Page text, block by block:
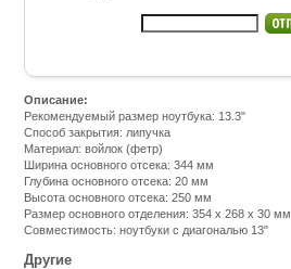
Описание:
Рекомендуемый размер ноутбука: 13.3"
Способ закрытия: липучка
Материал: войлок (фетр)
Ширина основного отсека: 344 мм
Глубина основного отсека: 20 мм
Высота основного отсека: 250 мм
Размер основного отделения: 354 х 268 х 30 мм
Совместимость: ноутбуки с диагональю 13"
Другие